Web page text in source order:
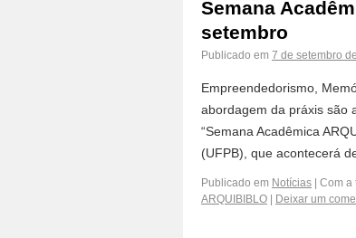
Semana
setembro
Publicado em 7 de setembro
Empreendedorismo,
abordagem da práxis são
“Semana Acadêmica
(UFPB), que acontecerá
Publicado em Notícias Com a
ARQUIBIBLO
Deixar um